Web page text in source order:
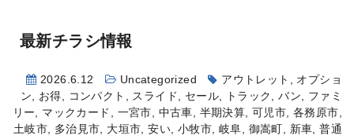
最新チラシ情報
2026.6.12 Uncategorized アウトレット , オプショ
ン, お得, コンパクト , スライド , セール, トラック ,バン, ファミ
リー, マックカード , 一宮市, 中古車, 半期決算, 可児市, 各務原市,
土岐市, 多治見市, 大垣市,安い, 小牧市, 岐阜, 御嵩町 , 新車,普通